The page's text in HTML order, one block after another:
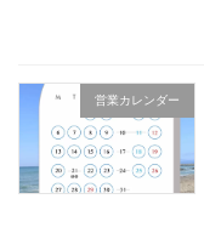
営業カレンダー